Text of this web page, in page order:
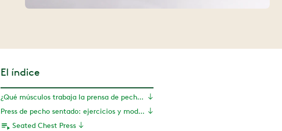
El índice
¿Qué músculos trabaja la prensa de pecho sentado?
Press de pecho sentado: ejercicios y modificaciones
Seated Chest Press